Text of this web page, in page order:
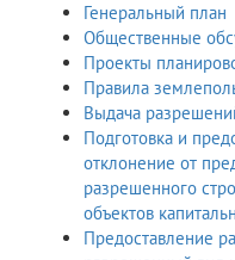
Генеральный план
Общественные
Проекты
Правила
Выдача
Подготовка и
отклонение от
разрешенного
объектов
Предоставление